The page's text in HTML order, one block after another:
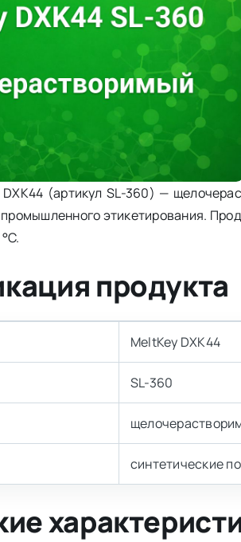
(артикул SL-360) —
этикетирования.
продукта
MeltKey DXK44
SL-360
синтетические